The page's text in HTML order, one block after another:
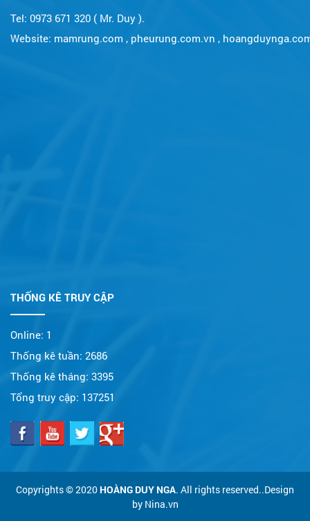
Tel: 0973 671 320 ( Mr. Duy ).
Website: mamrung.com , pheurung.com.vn ,
THỐNG KÊ TRUY CẬP
Online: 1
Thống kê tuần: 2686
Thống kê tháng: 3395
Tổng truy cập: 137251
Copyrights © 2020 HOÀNG DUY NGA. All rights reserved..Design
by Nina.vn